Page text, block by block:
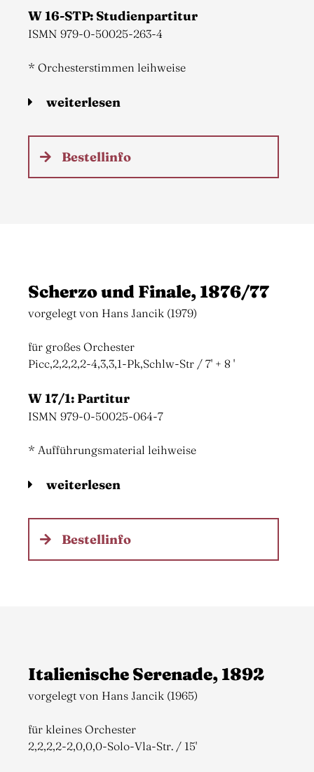
W 16-STP: Studienpartitur
ISMN 979-0-50025-263-4
* Orchesterstimmen leihweise
weiterlesen
Bestellinfo
Scherzo und Finale, 1876/77
vorgelegt von Hans Jancik (1979)
für großes Orchester
Picc,2,2,2,2-4,3,3,1-Pk,Schlw-Str / 7' + 8 '
W 17/1: Partitur
ISMN 979-0-50025-064-7
* Aufführungsmaterial leihweise
weiterlesen
Bestellinfo
Italienische Serenade, 1892
vorgelegt von Hans Jancik (1965)
für kleines Orchester
2,2,2,2-2,0,0,0-Solo-Vla-Str. / 15'